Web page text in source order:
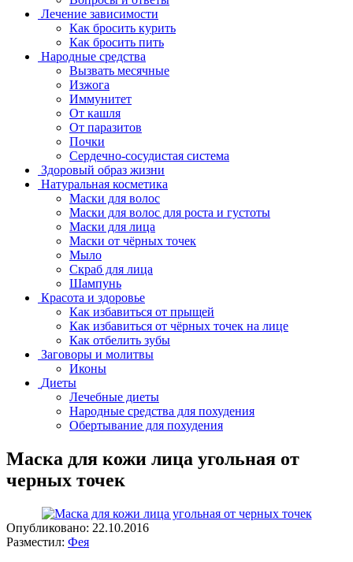
Лечение зависимости
Как бросить курить
Как бросить пить
Народные средства
Вызвать месячные
Изжога
Иммунитет
От кашля
От паразитов
Почки
Сердечно-сосудистая система
Здоровый образ жизни
Натуральная косметика
Маски для волос
Маски для волос для роста и густоты
Маски для лица
Маски от чёрных точек
Мыло
Скраб для лица
Шампунь
Красота и здоровье
Как избавиться от прыщей
Как избавиться от чёрных точек на лице
Как отбелить зубы
Заговоры и молитвы
Иконы
Диеты
Лечебные диеты
Народные средства для похудения
Обертывание для похудения
Маска для кожи лица угольная от
черных точек
Опубликовано: 22.10.2016
Разместил: Фея